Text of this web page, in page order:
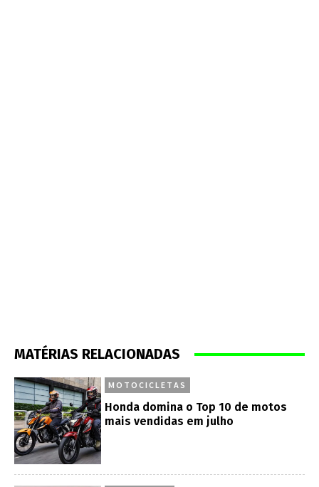
MATÉRIAS RELACIONADAS
MOTOCICLETAS
Honda domina o Top 10 de motos
mais vendidas em julho